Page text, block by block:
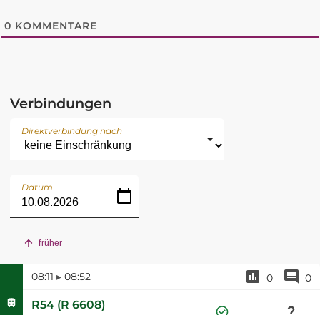
0 KOMMENTARE
Verbindungen
Direktverbindung nach
Datum
früher
08:11 ▸ 08:52 0 0
R54 (R 6608)